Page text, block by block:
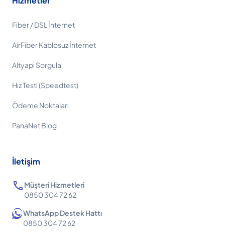
Fiber / DSL İnternet
AirFiber Kablosuz İnternet
Altyapı Sorgula
Hız Testi (Speedtest)
Ödeme Noktaları
PanaNet Blog
İletişim
call Müşteri Hizmetleri
0850 304 72 62
WhatsApp Destek Hattı
0850 304 72 62